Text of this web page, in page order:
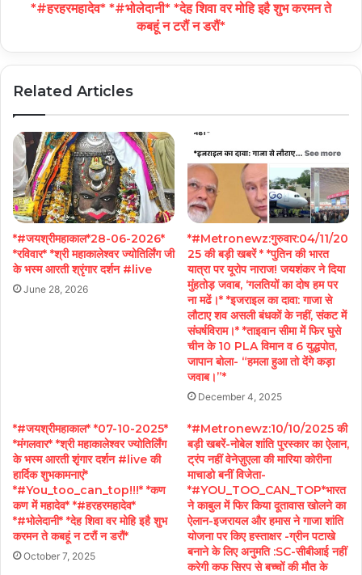
*#हरहरमहादेव* *#भोलेदानी* *देह शिवा वर मोहि इहै शुभ करमन ते
कबहूं न टरौं न डरौं*
Related Articles
*#जयश्रीमहाकाल*28-06-2026*
*रविवार* *श्री महाकालेश्वर ज्योतिर्लिंग जी
के भस्म आरती श्रृंगार दर्शन #live
June 28, 2026
*#Metronewz:गुरुवार:04/11/20
25 की बड़ी खबरें * *पुतिन की भारत
यात्रा पर यूरोप नाराज! जयशंकर ने दिया
मुंहतोड़ जवाब, ‘गलतियों का दोष हम पर
ना मढें।* *इजराइल का दावा: गाजा से
लौटाए शव असली बंधकों के नहीं, संकट में
संघर्षविराम।* *ताइवान सीमा में फिर घुसे
चीन के 10 PLA विमान व 6 युद्धपोत,
जापान बोला- “हमला हुआ तो देंगे कड़ा
जवाब।”*
December 4, 2025
*#जयश्रीमहाकाल* *07-10-2025*
*मंगलवार* *श्री महाकालेश्वर ज्योतिर्लिंग
के भस्म आरती शृंगार दर्शन #live की
हार्दिक शुभकामनाएं*
*#You_too_can_top!!!* *कण
कण में महादेव* *#हरहरमहादेव*
*#भोलेदानी* *देह शिवा वर मोहि इहै शुभ
करमन ते कबहूं न टरौं न डरौं*
October 7, 2025
*#Metronewz:10/10/2025 की
बड़ी खबरें-नोबेल शांति पुरस्कार का ऐलान,
ट्रंप नहीं वेनेज़ुएला की मारिया कोरीना
माचाडो बनीं विजेता-
*#YOU_TOO_CAN_TOP*भारत
ने काबुल में फिर किया दूतावास खोलने का
ऐलान-इजरायल और हमास ने गाजा शांति
योजना पर किए हस्ताक्षर -ग्रीन पटाखे
बनाने के लिए अनुमति :SC-सीबीआई नहीं
करेगी कफ सिरप से बच्चों की मौत के